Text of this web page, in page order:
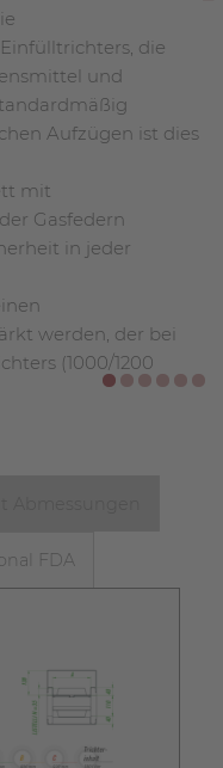
die
und
Aufzügen ist dies
mit
Gasfedern
in jeder
werden, der bei
(1000/1200
mit dem
Standardfunktionen:
Position (siehe
den Mangel an
sendet
Position
Vorhandensein
die Schalttafel
Stoppsignal- die
von der MB-
Zeit
FDA